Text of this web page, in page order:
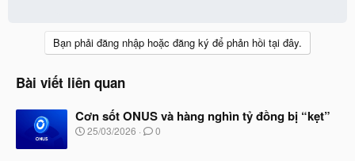
Bạn phải đăng nhập hoặc đăng ký để phản hồi tại đây.
Bài viết liên quan
Cơn sốt ONUS và hàng nghìn tỷ đồng bị “kẹt”
N
25/03/2026 0